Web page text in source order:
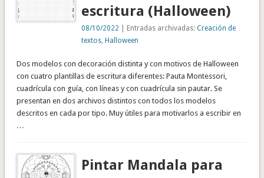
escritura (Halloween)
08/10/2022 | Entradas archivadas:Creación de
textos ,Halloween
Dos modelos con decoración distinta y con motivos de Halloween
con cuatro plantillas de escritura diferentes: Pauta Montessori,
cuadrícula con guía, con líneas y con cuadrícula sin pautar. Se
presentan en dos archivos distintos con todos los modelos
descritos en cada por tipo. Muy útiles para motivarlos a escribir en
…
Pintar Mandala para